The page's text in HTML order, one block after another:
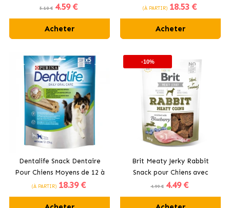
Dinde
5.10 € 4.59 €
Acheter
kg
(À PARTIR) 18.53 €
Acheter
Dentalife Snack Dentaire
Pour Chiens Moyens de 12 à
25 kg
(À PARTIR) 18.39 €
-10%
Brit Meaty Jerky Rabbit
Snack pour Chiens avec
Lapin
4.99 € 4.49 €